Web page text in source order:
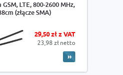
LTE, 800-2600 MHz,
(złącze SMA)
29,50 zł z VAT
23,98 zł netto